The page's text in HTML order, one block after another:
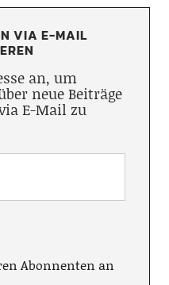
VIA E-MAIL
an, um
neue Beiträge
E-Mail zu
Abonnenten an